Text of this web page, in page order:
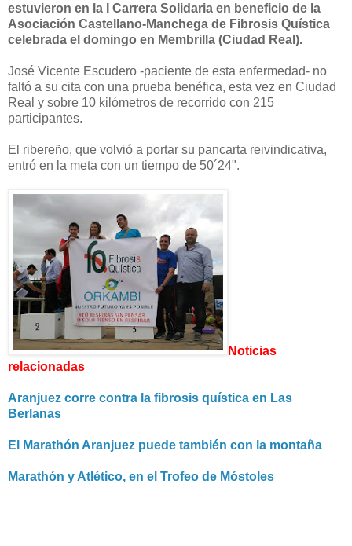
estuvieron en la I Carrera Solidaria en beneficio de la
Asociación Castellano-Manchega de Fibrosis Quística
celebrada el domingo en Membrilla (Ciudad Real).
José Vicente Escudero -paciente de esta enfermedad- no
faltó a su cita con una prueba benéfica, esta vez en Ciudad
Real y sobre 10 kilómetros de recorrido con 215
participantes.
El ribereño, que volvió a portar su pancarta reivindicativa,
entró en la meta con un tiempo de 50´24".
Noticias
relacionadas
Aranjuez corre contra la fibrosis quística en Las
Berlanas
El Marathón Aranjuez puede también con la montaña
Marathón y Atlético, en el Trofeo de Móstoles